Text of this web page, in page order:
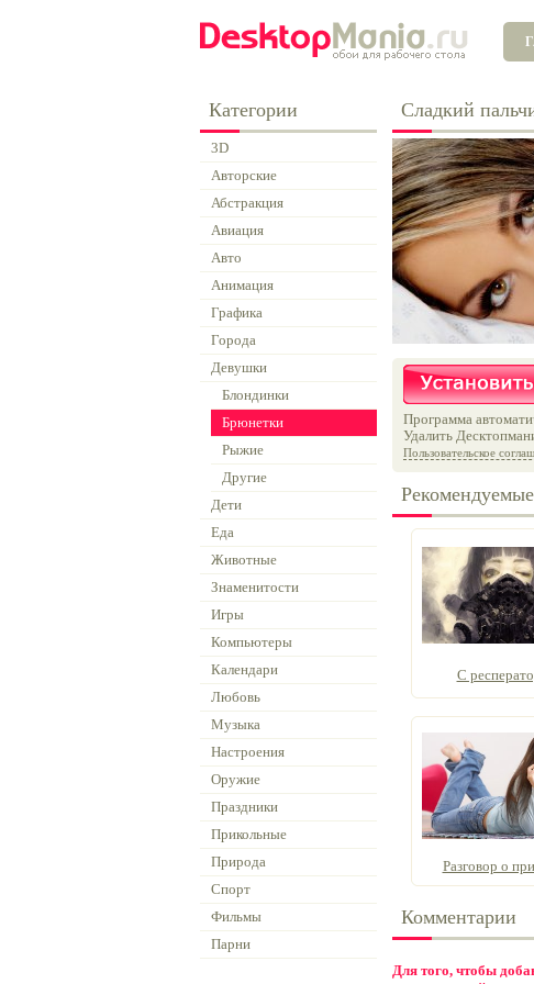
Категории
3D
Авторские
Абстракция
Авиация
Авто
Анимация
Графика
Города
Девушки
Блондинки
Брюнетки
Рыжие
Другие
Дети
Еда
Животные
Знаменитости
Игры
Компьютеры
Календари
Любовь
Музыка
Настроения
Оружие
Праздники
Прикольные
Природа
Спорт
Фильмы
Парни
Сладкий
Программа
Удалить
Пользовательское
С
Разговор о
Комментарии
Для того, чтобы